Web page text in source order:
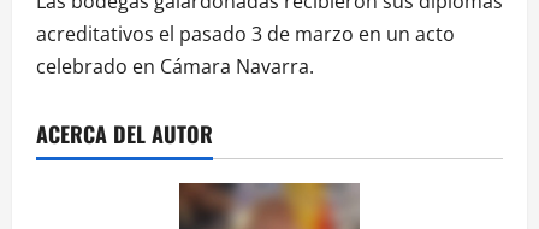
acreditativos el pasado 3 de marzo en un acto
celebrado en Cámara Navarra.
ACERCA DEL AUTOR